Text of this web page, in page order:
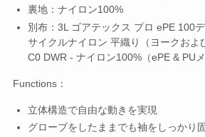
裏地：ナイロン100%
別布：3L ゴアテックス プロ ePE 100
サイクルナイロン 平織り（ヨークおよ
C0 DWR - ナイロン100%（ePE & PUメ
Functions：
立体構造で自由な動きを実現
グローブをしたままでも袖をしっかり